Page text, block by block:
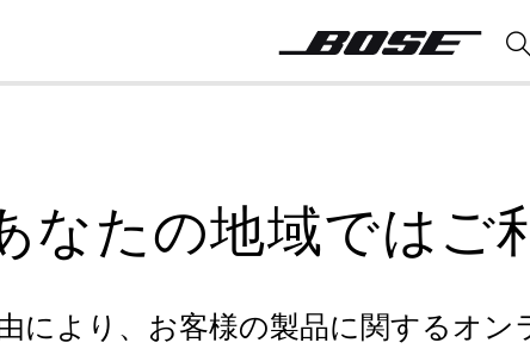
なたの地域ではご
により、お客様の製品に関するオン